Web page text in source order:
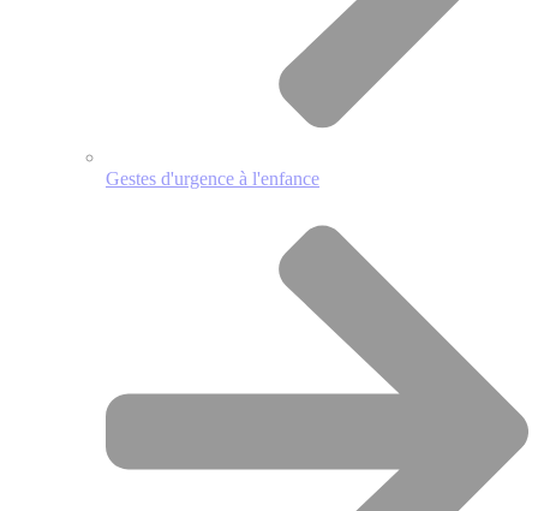
Gestes d'urgence à l'enfance